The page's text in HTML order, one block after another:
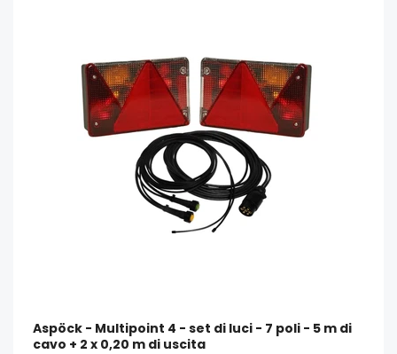
Aspöck - Multipoint 4 - set di luci - 7 poli - 5 m di
cavo + 2 x 0,20 m di uscita